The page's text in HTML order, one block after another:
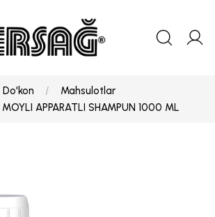
Do'kon
Mahsulotlar
APPARATLI SHAMPUN 1000 ML